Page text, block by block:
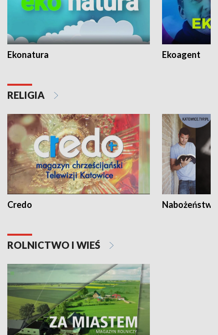
Ekonatura Ekoagent
RELIGIA
Credo
ROLNICTWO I WIEŚ